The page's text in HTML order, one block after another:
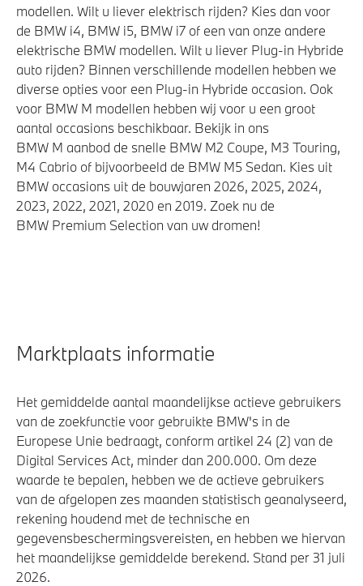
modellen. Wilt u liever elektrisch rijden? Kies dan voor
de BMW i4, BMW i5, BMW i7 of een van onze andere
elektrische BMW modellen. Wilt u liever Plug-in Hybride
auto rijden? Binnen verschillende modellen hebben we
diverse opties voor een Plug-in Hybride occasion. Ook
voor BMW M modellen hebben wij voor u een groot
aantal occasions beschikbaar. Bekijk in ons
BMW M aanbod de snelle BMW M2 Coupe, M3 Touring,
M4 Cabrio of bijvoorbeeld de BMW M5 Sedan. Kies uit
BMW occasions uit de bouwjaren 2026, 2025, 2024,
2023, 2022, 2021, 2020 en 2019. Zoek nu de
BMW Premium Selection van uw dromen!
Marktplaats informatie
Het gemiddelde aantal maandelijkse actieve gebruikers
van de zoekfunctie voor gebruikte BMW's in de
Europese Unie bedraagt, conform artikel 24 (2) van de
Digital Services Act, minder dan 200.000. Om deze
waarde te bepalen, hebben we de actieve gebruikers
van de afgelopen zes maanden statistisch geanalyseerd,
rekening houdend met de technische en
gegevensbeschermingsvereisten, en hebben we hiervan
het maandelijkse gemiddelde berekend. Stand per 31 juli
2026.